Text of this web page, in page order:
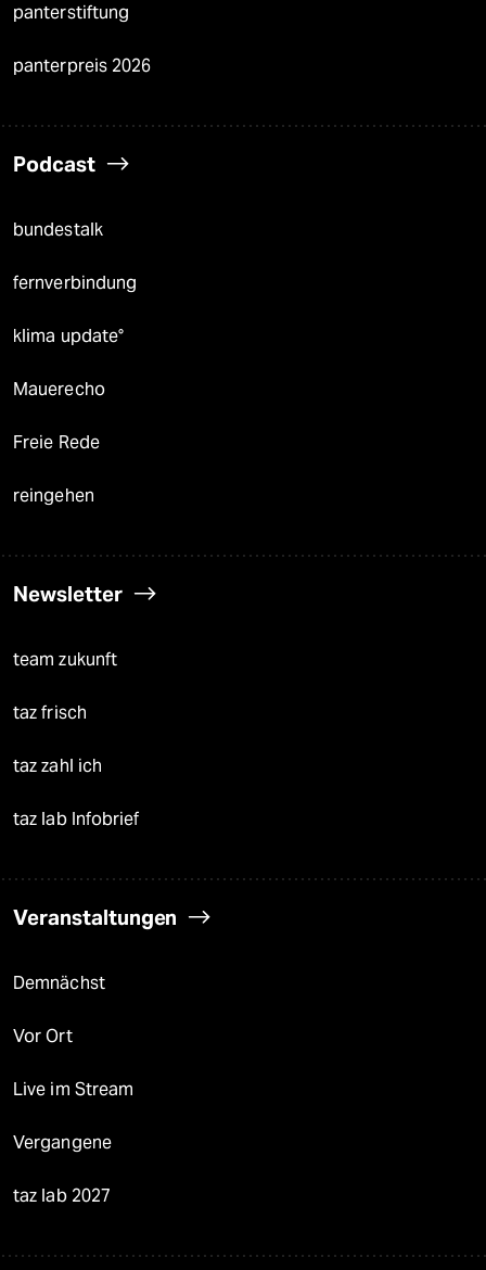
panterstiftung
panterpreis 2026
Podcast
bundestalk
fernverbindung
klima update°
Mauerecho
Freie Rede
reingehen
Newsletter
team zukunft
taz frisch
taz zahl ich
taz lab Infobrief
Veranstaltungen
Demnächst
Vor Ort
Live im Stream
Vergangene
taz lab 2027